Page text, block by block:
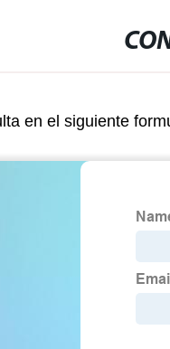
en el siguiente